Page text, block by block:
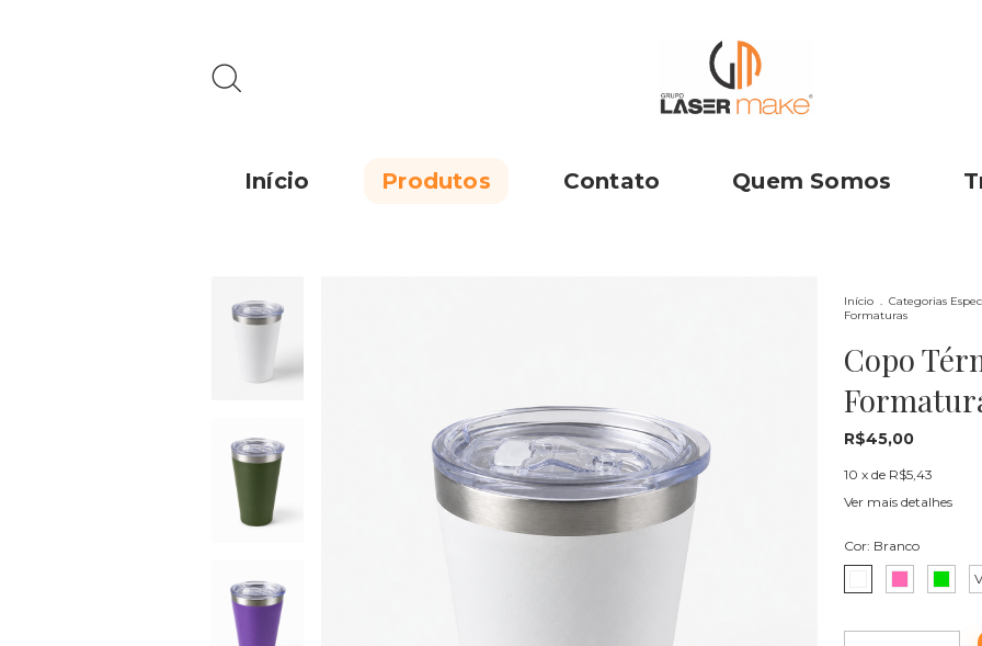
Início Produtos Contato Quem Somos
Início . Categorias
Formaturas
Copo
R$45,00
10 x de R$5,43
Ver mais detalhes
Cor: Branco